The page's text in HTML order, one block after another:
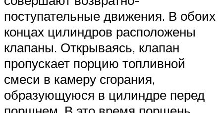
поступательные движения. В обоих
концах цилиндров расположены
клапаны. Открываясь, клапан
пропускает порцию топливной
смеси в камеру сгорания,
образующуюся в цилиндре перед